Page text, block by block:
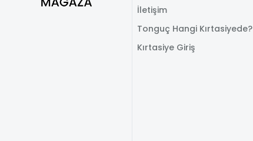
İletişim
Tonguç Hangi Kırtasiyede?
Kırtasiye Giriş